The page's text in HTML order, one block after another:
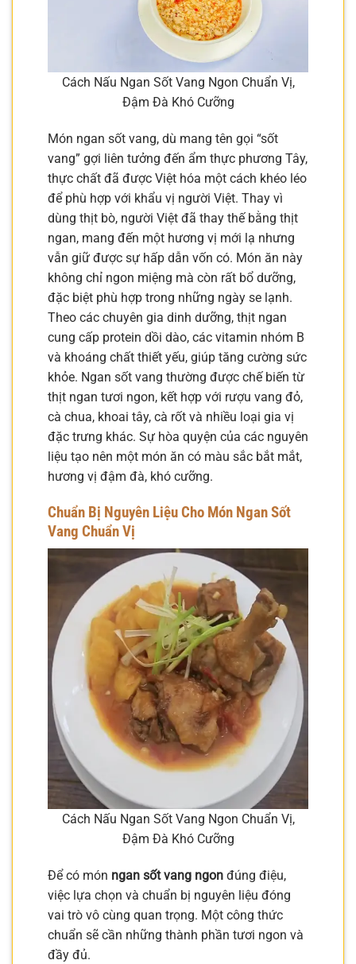
Cách Nấu Ngan Sốt Vang Ngon Chuẩn Vị,
Đậm Đà Khó Cưỡng
Món ngan sốt vang, dù mang tên gọi “sốt
vang” gợi liên tưởng đến ẩm thực phương Tây,
thực chất đã được Việt hóa một cách khéo léo
để phù hợp với khẩu vị người Việt. Thay vì
dùng thịt bò, người Việt đã thay thế bằng thịt
ngan, mang đến một hương vị mới lạ nhưng
vẫn giữ được sự hấp dẫn vốn có. Món ăn này
không chỉ ngon miệng mà còn rất bổ dưỡng,
đặc biệt phù hợp trong những ngày se lạnh.
Theo các chuyên gia dinh dưỡng, thịt ngan
cung cấp protein dồi dào, các vitamin nhóm B
và khoáng chất thiết yếu, giúp tăng cường sức
khỏe. Ngan sốt vang thường được chế biến từ
thịt ngan tươi ngon, kết hợp với rượu vang đỏ,
cà chua, khoai tây, cà rốt và nhiều loại gia vị
đặc trưng khác. Sự hòa quyện của các nguyên
liệu tạo nên một món ăn có màu sắc bắt mắt,
hương vị đậm đà, khó cưỡng.
Chuẩn Bị Nguyên Liệu Cho Món Ngan Sốt
Vang Chuẩn Vị
Cách Nấu Ngan Sốt Vang Ngon Chuẩn Vị,
Đậm Đà Khó Cưỡng
Để có món ngan sốt vang ngon đúng điệu,
việc lựa chọn và chuẩn bị nguyên liệu đóng
vai trò vô cùng quan trọng. Một công thức
chuẩn sẽ cần những thành phần tươi ngon và
đầy đủ.